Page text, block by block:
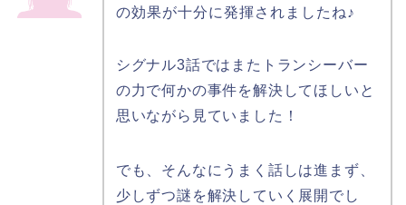
の効果が十分に発揮されましたね♪
シグナル3話ではまたトランシーバー
の力で何かの事件を解決してほしいと
思いながら見ていました！
でも、そんなにうまく話しは進まず、
少しずつ謎を解決していく展開でし